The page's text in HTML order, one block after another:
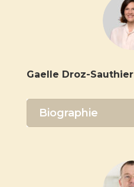
Gaelle Droz-Sauthier
Biographie